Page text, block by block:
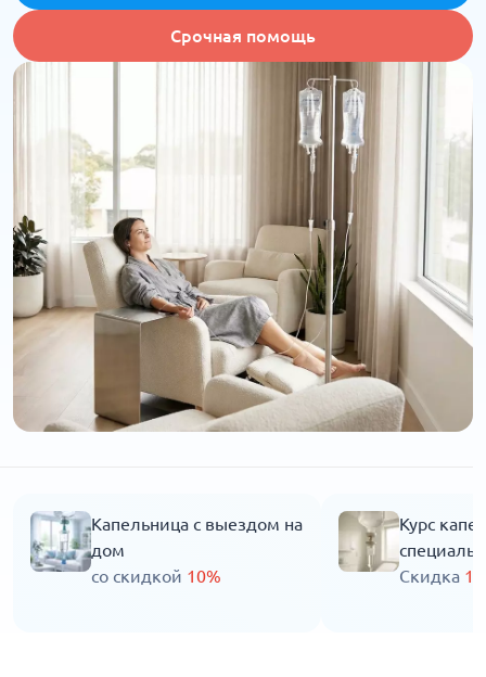
Срочная помощь
Капельница с выездом на
дом
со скидкой 10%
Курс
Скидка